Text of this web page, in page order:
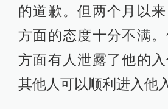
的道歉。但两个月以
方面的态度十分不满
方面有人泄露了他的
其他人可以顺利进入他